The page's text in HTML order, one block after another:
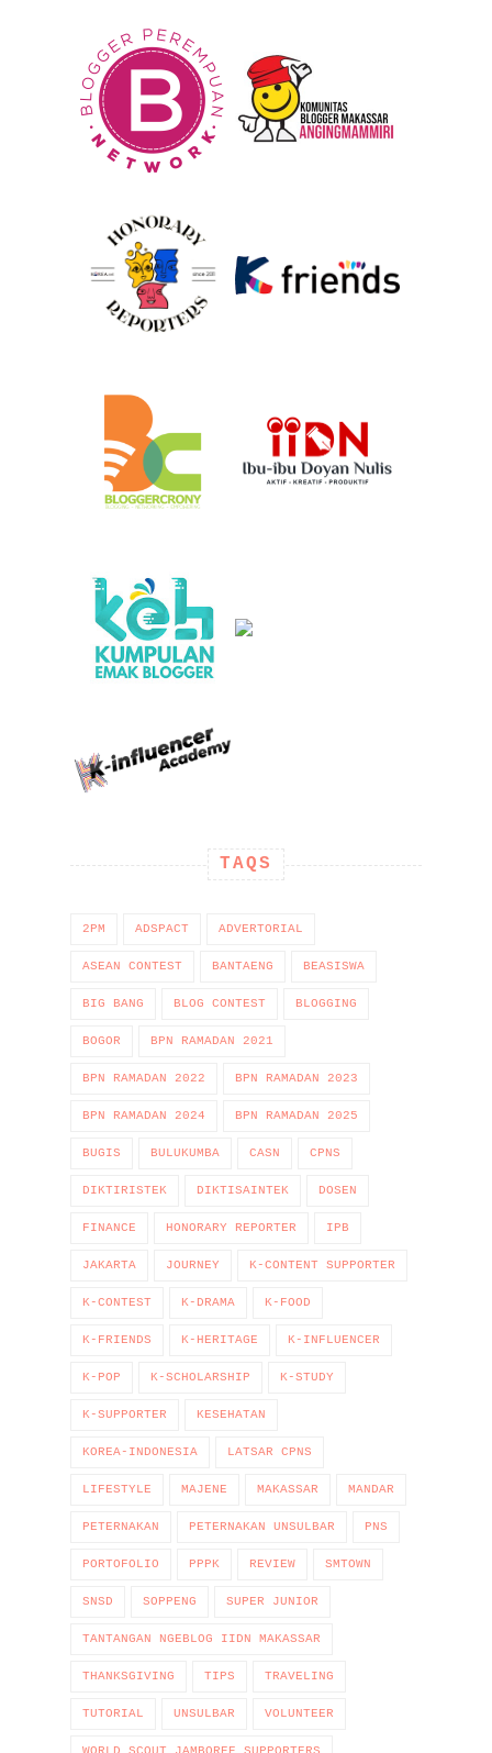
TAQS
2PM ADSPACT ADVERTORIAL
ASEAN CONTEST BANTAENG BEASISWA
BIG BANG BLOG CONTEST BLOGGING
BOGOR BPN RAMADAN 2021
BPN RAMADAN 2022 BPN RAMADAN 2023
BPN RAMADAN 2024 BPN RAMADAN 2025
BUGIS BULUKUMBA CASN CPNS
DIKTIRISTEK DIKTISAINTEK DOSEN
FINANCE HONORARY REPORTER IPB
JAKARTA JOURNEY K-CONTENT SUPPORTER
K-CONTEST K-DRAMA K-FOOD
K-FRIENDS K-HERITAGE K-INFLUENCER
K-POP K-SCHOLARSHIP K-STUDY
K-SUPPORTER KESEHATAN
KOREA-INDONESIA LATSAR CPNS
LIFESTYLE MAJENE MAKASSAR MANDAR
PETERNAKAN PETERNAKAN UNSULBAR PNS
PORTOFOLIO PPPK REVIEW SMTOWN
SNSD SOPPENG SUPER JUNIOR
TANTANGAN NGEBLOG IIDN MAKASSAR
THANKSGIVING TIPS TRAVELING
TUTORIAL UNSULBAR VOLUNTEER